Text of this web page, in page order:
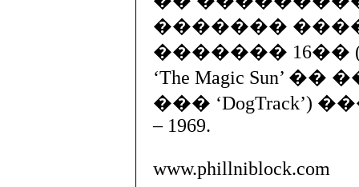
�������
�������
‘The Magic Sun’ ��
���
– 1969.
www.phillniblock.com